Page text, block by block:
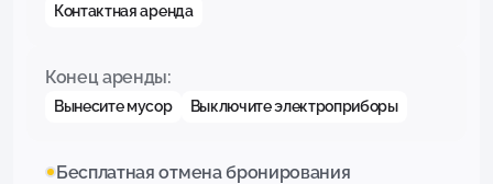
Контактная аренда
Конец аренды:
Вынесите мусор Выключите электроприборы
Бесплатная отмена бронирования